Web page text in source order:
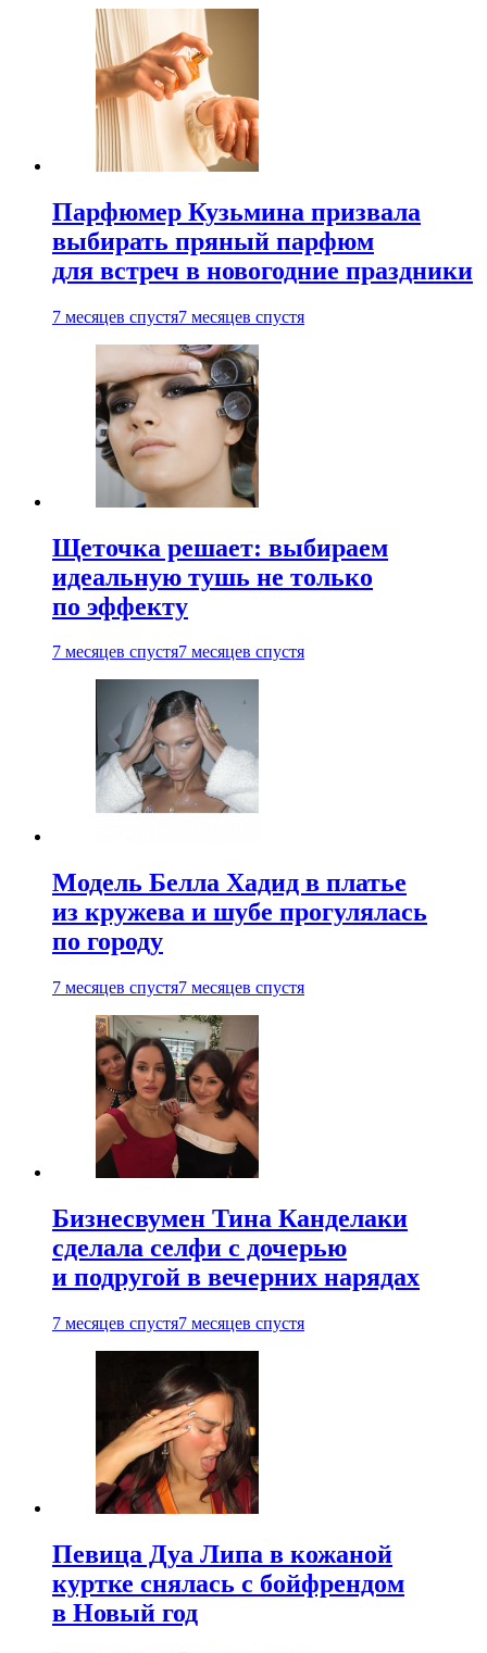
Парфюмер Кузьмина призвала
выбирать пряный парфюм
для встреч в новогодние праздники
7 месяцев спустя7 месяцев спустя
Щеточка решает: выбираем
идеальную тушь не только
по эффекту
7 месяцев спустя7 месяцев спустя
Модель Белла Хадид в платье
из кружева и шубе прогулялась
по городу
7 месяцев спустя7 месяцев спустя
Бизнесвумен Тина Канделаки
сделала селфи с дочерью
и подругой в вечерних нарядах
7 месяцев спустя7 месяцев спустя
Певица Дуа Липа в кожаной
куртке снялась с бойфрендом
в Новый год